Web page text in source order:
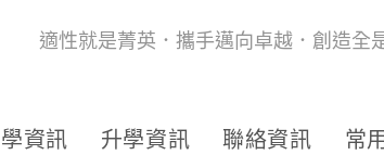
適性就是菁英．攜手邁向卓越．創造全
資訊 升學資訊 聯絡資訊 常